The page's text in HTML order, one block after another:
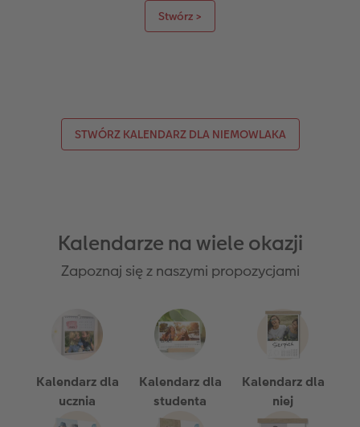
Stwórz >
STWÓRZ KALENDARZ DLA NIEMOWLAKA
Kalendarze na wiele okazji
Zapoznaj się z naszymi propozycjami
Kalendarz dla
ucznia
Kalendarz dla
studenta
Kalendarz dla
niej